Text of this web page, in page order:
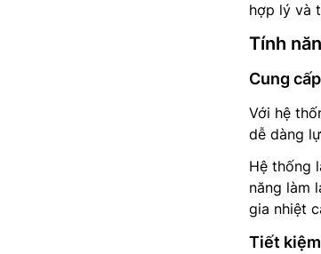
hợp lý và
Tính
Cung
Với hệ
dễ dàng
Hệ thống
năng làm
gia nhiệt
Tiết